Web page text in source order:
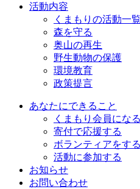
活動内容
くまもりの活動一覧
森を守る
奥山の再生
野生動物の保護
環境教育
政策提言
あなたにできること
くまもり会員になる
寄付で応援する
ボランティアをする
活動に参加する
お知らせ
お問い合わせ